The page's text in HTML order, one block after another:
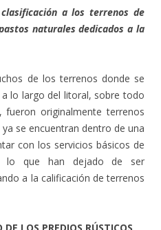
a los terrenos de
naturales dedicados a la
de los terrenos donde se
lo largo del litoral, sobre todo
originalmente terrenos
se encuentran dentro de una
con los servicios básicos de
lo que han dejado de ser
a la calificación de terrenos